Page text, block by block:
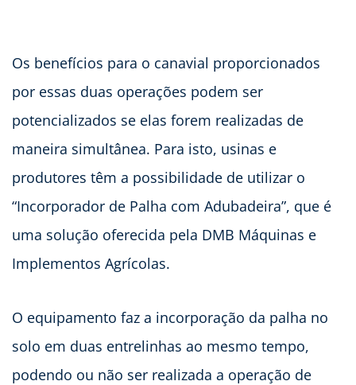
Os benefícios para o canavial proporcionados
por essas duas operações podem ser
potencializados se elas forem realizadas de
maneira simultânea. Para isto, usinas e
produtores têm a possibilidade de utilizar o
“Incorporador de Palha com Adubadeira”, que é
uma solução oferecida pela DMB Máquinas e
Implementos Agrícolas.
O equipamento faz a incorporação da palha no
solo em duas entrelinhas ao mesmo tempo,
podendo ou não ser realizada a operação de